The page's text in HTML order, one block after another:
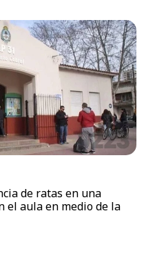
de ratas en una
el aula en medio de la